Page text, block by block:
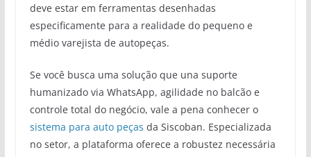
deve estar em ferramentas desenhadas
especificamente para a realidade do pequeno e
médio varejista de autopeças.
Se você busca uma solução que una suporte
humanizado via WhatsApp, agilidade no balcão e
controle total do negócio, vale a pena conhecer o
sistema para auto peças da Siscoban. Especializada
no setor, a plataforma oferece a robustez necessária